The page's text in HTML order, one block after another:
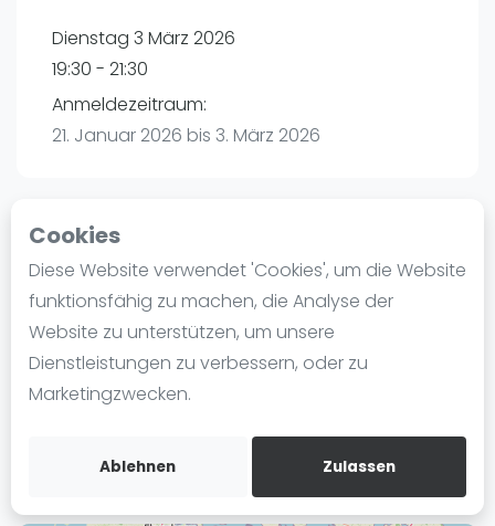
Cookies
Diese Website verwendet 'Cookies', um die Website
funktionsfähig zu machen, die Analyse der
Website zu unterstützen, um unsere
Dienstleistungen zu verbessern, oder zu
Marketingzwecken.
Ablehnen Zulassen
Ranking
Männer
Frauen
Blog
Die Geschichte von Padel
Regeln und Punktzählung
Padel Schläge
Video
Dienstag 3 März 2026
19:30 - 21:30
Anmeldezeitraum:
21. Januar 2026 bis 3. März 2026
Playtomic
P3 Padel Club Hamburg | Hamburg
Havighorster Weg 16
21031Hamburg
Routebeschrijving